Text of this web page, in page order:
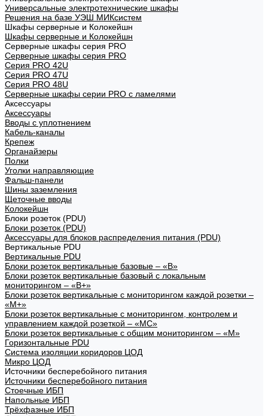
Универсальные электротехнические шкафы
Решения на базе УЭШ МИКсистем
Шкафы серверные и Колокейшн
Шкафы серверные и Колокейшн
Серверные шкафы серия PRO
Серверные шкафы серия PRO
Серия PRO 42U
Серия PRO 47U
Серия PRO 48U
Серверные шкафы серии PRO с ламелями
Аксессуары
Аксессуары
Вводы с уплотнением
Кабель-каналы
Крепеж
Органайзеры
Полки
Уголки направляющие
Фальш-панели
Шины заземления
Щеточные вводы
Колокейшн
Блоки розеток (PDU)
Блоки розеток (PDU)
Аксессуары для блоков распределения питания (PDU)
Вертикальные PDU
Вертикальные PDU
Блоки розеток вертикальные базовые – «В»
Блоки розеток вертикальные базовый с локальным
мониторингом – «В+»
Блоки розеток вертикальные с мониторингом каждой розетки –
«М+»
Блоки розеток вертикальные с мониторингом, контролем и
управлением каждой розеткой – «МС»
Блоки розеток вертикальные с общим мониторингом – «М»
Горизонтальные PDU
Система изоляции коридоров ЦОД
Микро ЦОД
Источники бесперебойного питания
Источники бесперебойного питания
Стоечные ИБП
Напольные ИБП
Трёхфазные ИБП